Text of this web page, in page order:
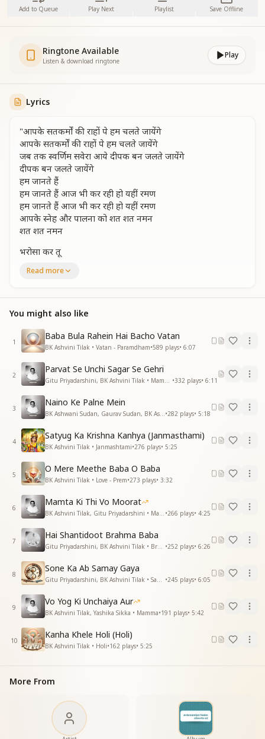
Add to Queue Play Next Playlist Save Offline
Ringtone Available
Listen & download ringtone
Play
Lyrics
"आपके सतकर्मों की राहों पे हम चलते जायेंगे
आपके सतकर्मों की राहों पे हम चलते जायेंगे
जब तक स्वर्णिम सवेरा आये दीपक बन जलते जायेंगे
दीपक बन जलते जायेंगे
हम जानते हैं
हम जानते हैं आज भी कर रही हो यहीं रमण
हम जानते हैं आज भी कर रही हो यहीं रमण
आपके स्नेह और पालना को शत शत नमन
शत शत नमन
भरोसा कर तू
नहीं उस जैसा तू रहबर कहीं मन मीत पायेगा
सदाशिव नाम है उसका बड़ा ही नामबाला है
रूप है ज्योतिबिंदु पर अनेकों रूप वाला है
बिठाकर पलकों पे अपनी वो घर ले जायेगा
भरोसा कर तू भगवन पर साथ पूरा निभायेगा
पिरोले अपनी धड़कन में प्रभु की याद के मोती
ये मोती जगमगायेंगे तुम्हारे भाग्य की ज्योति
खिलेंगे फूल खुशियों के वो मन में मुस्कुरायेगा
भरोसा कर तू भगवन पर साथ पूरा निभायेगा
नहीं उस जैसा तू रहबर कहीं मन मीत पायेगा
भरोसा कर तू भगवन पर साथ पूरा निभायेगा
साथ पूरा निभायेगा
साथ पूरा निभायेगा"
Read more
You might also like
1
Baba Bula Rahein Hai Bacho Vatan
BK Ashvini Tilak • Vatan - Paramdham•589 plays• 6:07
2
Parvat Se Unchi Sagar Se Gehri
•332 plays• 6:11
3
Naino Ke Palne Mein
•282 plays• 5:18
4
Satyug Ka Krishna Kanhya (Janmasthami)
BK Ashvini Tilak • Janmashtami•276 plays• 5:25
5
O Mere Meethe Baba O Baba
BK Ashvini Tilak • Love - Prem•273 plays• 3:32
6
Mamta Ki Thi Vo Moorat
•266 plays• 4:25
7
Hai Shantidoot Brahma Baba
•252 plays• 6:26
8
Sone Ka Ab Samay Gaya
•245 plays• 6:05
9
Vo Yog Ki Unchaiya Aur
BK Ashvini Tilak, Yashika Sikka • Mamma•191 plays• 5:42
10
Kanha Khele Holi (Holi)
BK Ashvini Tilak • Holi•162 plays• 5:25
More From